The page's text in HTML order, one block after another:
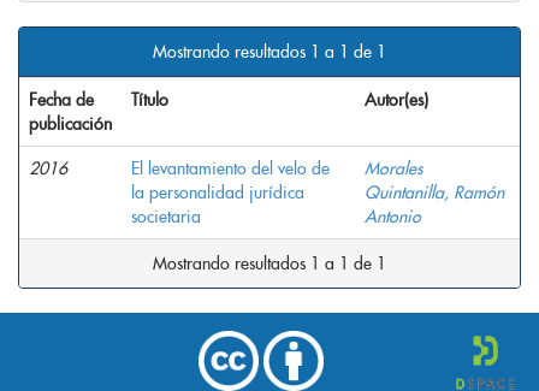
Mostrando resultados 1 a 1 de 1
Fecha de
publicación
Título Autor(es)
2016
El levantamiento del velo de
la personalidad jurídica
societaria
Morales
Quintanilla, Ramón
Antonio
Mostrando resultados 1 a 1 de 1